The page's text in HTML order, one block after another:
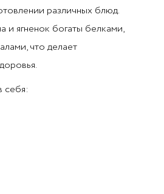
различных блюд.
и ягненок богаты белками,
что делает
себя: